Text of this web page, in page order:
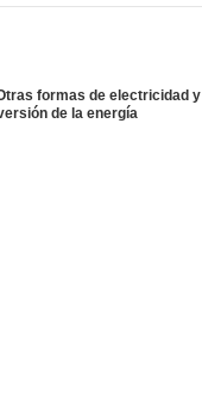
formas de electricidad y
de la energía